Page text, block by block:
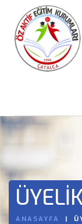
ANASAYFA